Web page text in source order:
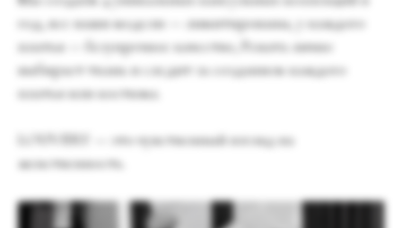
год, все наши модели — лимитированы, у каждого
платья — безупречное качество, Рената лично
выбирает ткань и следит за созданием каждого
платья или костюма.
LOUVERY — это чувственный взгляд на
женственность.